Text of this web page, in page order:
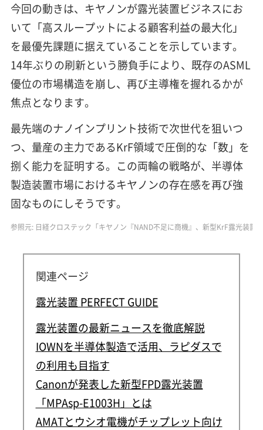
今回の動きは、キヤノンが露光装置ビジネスにお
いて「高スループットによる顧客利益の最大化」
を最優先課題に据えていることを示しています。
14年ぶりの刷新という勝負手により、既存のASML
優位の市場構造を崩し、再び主導権を握れるかが
焦点となります。
最先端のナノインプリント技術で次世代を狙いつ
つ、量産の主力であるKrF領域で圧倒的な「数」を
捌く能力を証明する。この両輪の戦略が、半導体
製造装置市場におけるキヤノンの存在感を再び強
固なものにしそうです。
参照元: 日経クロステック「キヤノン『NAND不足に商機』、新型KrF露光装置
関連ページ
露光装置 PERFECT GUIDE
露光装置の最新ニュースを徹底解説
IOWNを半導体製造で活用、ラピダスで
の利用も目指す
Canonが発表した新型FPD露光装置
「MPAsp-E1003H」とは
AMATとウシオ電機がチップレット向け